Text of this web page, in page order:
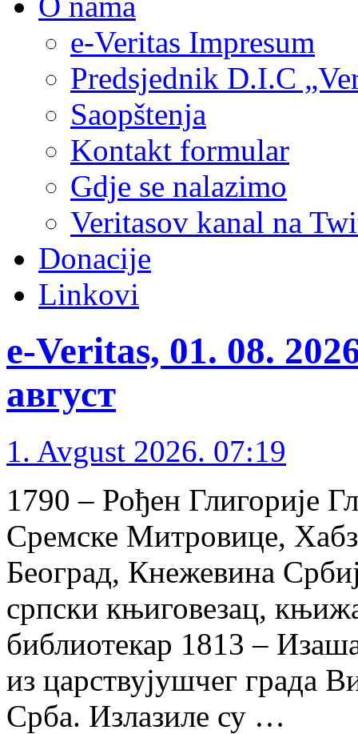
e-Veritas Impresum
Predsjednik D.I.C
Saopštenja
Kontakt formular
Gdje se nalazimo
Veritasov kanal na
Donacije
Linkovi
e-Veritas, 01. 08.
август
1. Avgust 2026. 07:19
1790 – Рођен Глигорије
Сремске Митровице,
Београд, Кнежевина
српски књиговезац,
библиотекар 1813 –
из царствујушчег града
Срба. Излазиле су …